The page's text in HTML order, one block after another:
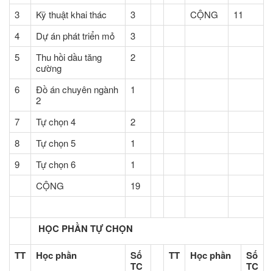
3 Kỹ thuật khai thác 3 CỘNG
11
4
Dự án phát triển mỏ
3
5
Thu hồi dầu tăng
cường
2
6
Đồ án chuyên ngành
2
1
7 Tự chọn 4
2
8
Tự chọn 5
1
9
Tự chọn 6
1
CỘNG
19
HỌC PHẦN TỰ CHỌN
TT
Học phần
Số
TC
TT Học phần
Số
TC